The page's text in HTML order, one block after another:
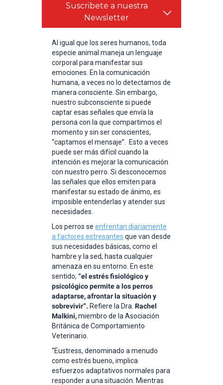
Suscribete a nuestra
Newsletter
Al igual que los seres humanos, toda
especie animal maneja un lenguaje
corporal para manifestar sus
emociones. En la comunicación
humana, a veces no lo detectamos de
manera consciente. Sin embargo,
nuestro subconsciente si puede
captar esas señales que envía la
persona con la que compartimos el
momento y sin ser conscientes,
“captamos el mensaje”. Esto a veces
puede ser más difícil cuando la
intención es mejorar la comunicación
con nuestro perro. Si desconocemos
las señales que ellos emiten para
manifestar su estado de ánimo, es
imposible entenderlas y atender sus
necesidades.
Los perros se enfrentan diariamente
a factores estresantes que van desde
sus necesidades básicas, como el
hambre y la sed, hasta cualquier
amenaza en su entorno. En este
sentido, “el estrés fisiológico y
psicológico permite a los perros
adaptarse, afrontar la situación y
sobrevivir”. Refiere la Dra. Rachel
Malkini,miembro de la Asociación
Británica de Comportamiento
Veterinario.
“Eustress, denominado a menudo
como estrés bueno, implica
esfuerzos adaptativos normales para
responder a una situación. Mientras